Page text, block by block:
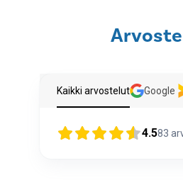
Kaikki arvostelut Google
4.583